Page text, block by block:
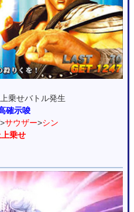
乗せバトル発生
確示唆
>サウザー>シン
乗せ